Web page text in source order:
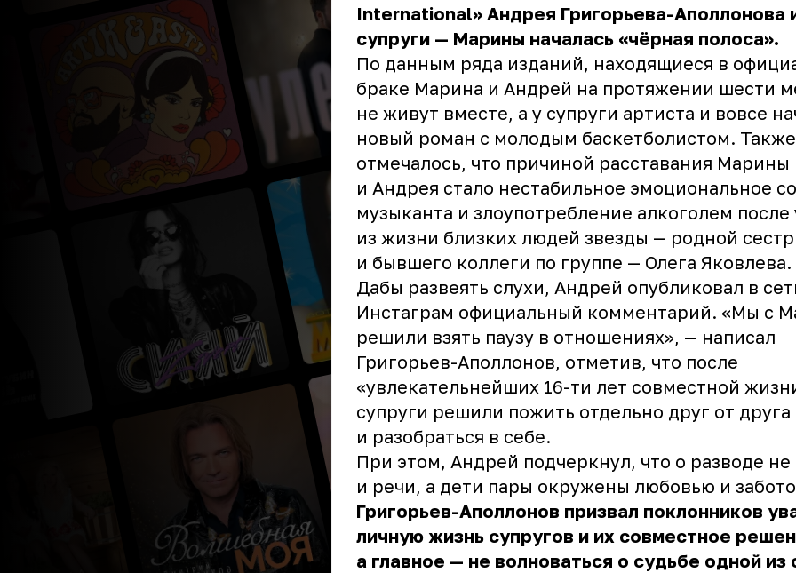
International» Андрея Григорьева-Аполлонова
супруги — Марины началась «чёрная полоса».
По данным ряда изданий, находящиеся в
браке Марина и Андрей на протяжении шести
не живут вместе, а у супруги артиста и вовсе
новый роман с молодым баскетболистом. Также
отмечалось, что причиной расставания Марины
и Андрея стало нестабильное эмоциональное
музыканта и злоупотребление алкоголем после
из жизни близких людей звезды — родной
и бывшего коллеги по группе — Олега Яковлева.
Дабы развеять слухи, Андрей опубликовал в
Инстаграм официальный комментарий. «Мы с
решили взять паузу в отношениях», — написал
Григорьев-Аполлонов, отметив, что после
«увлекательнейших 16-ти лет совместной
супруги решили пожить отдельно друг от друга
и разобраться в себе.
При этом, Андрей подчеркнул, что о разводе не
и речи, а дети пары окружены любовью и
Григорьев-Аполлонов призвал поклонников
личную жизнь супругов и их совместное
а главное — не волноваться о судьбе одной из